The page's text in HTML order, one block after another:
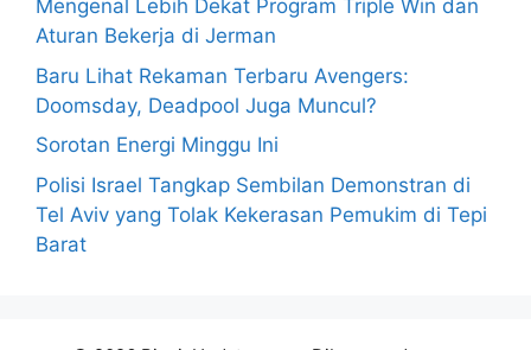
Mengenal Lebih Dekat Program Triple Win dan
Aturan Bekerja di Jerman
Baru Lihat Rekaman Terbaru Avengers:
Doomsday, Deadpool Juga Muncul?
Sorotan Energi Minggu Ini
Polisi Israel Tangkap Sembilan Demonstran di
Tel Aviv yang Tolak Kekerasan Pemukim di Tepi
Barat